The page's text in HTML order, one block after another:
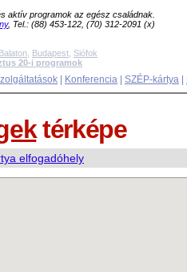
aktív programok az egész családnak.
, Tel.: (88) 453-122, (70) 312-2091 (x)
Balaton Budapest Siófok
20-i programok
Konferencia SZÉP-kártya
térképe
elfogadóhely